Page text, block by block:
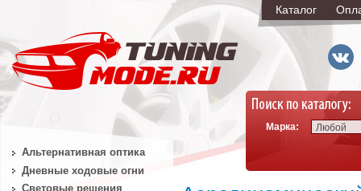
Каталог
Марка: Любой
Альтернативная оптика
Дневные ходовые огни
Световые решения